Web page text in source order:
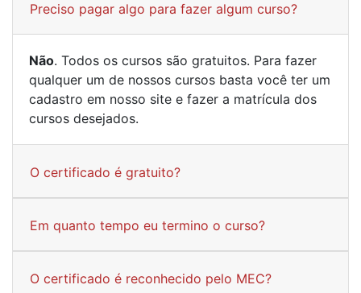
Preciso pagar algo para fazer algum curso?
Não. Todos os cursos são gratuitos. Para fazer
qualquer um de nossos cursos basta você ter um
cadastro em nosso site e fazer a matrícula dos
cursos desejados.
O certificado é gratuito?
Em quanto tempo eu termino o curso?
O certificado é reconhecido pelo MEC?